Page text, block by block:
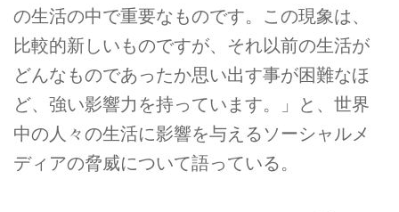
の生活の中で重要なものです。この現象は、
比較的新しいものですが、それ以前の生活が
どんなものであったか思い出す事が困難なほ
ど、強い影響力を持っています。」と、世界
中の人々の生活に影響を与えるソーシャルメ
ディアの脅威について語っている。